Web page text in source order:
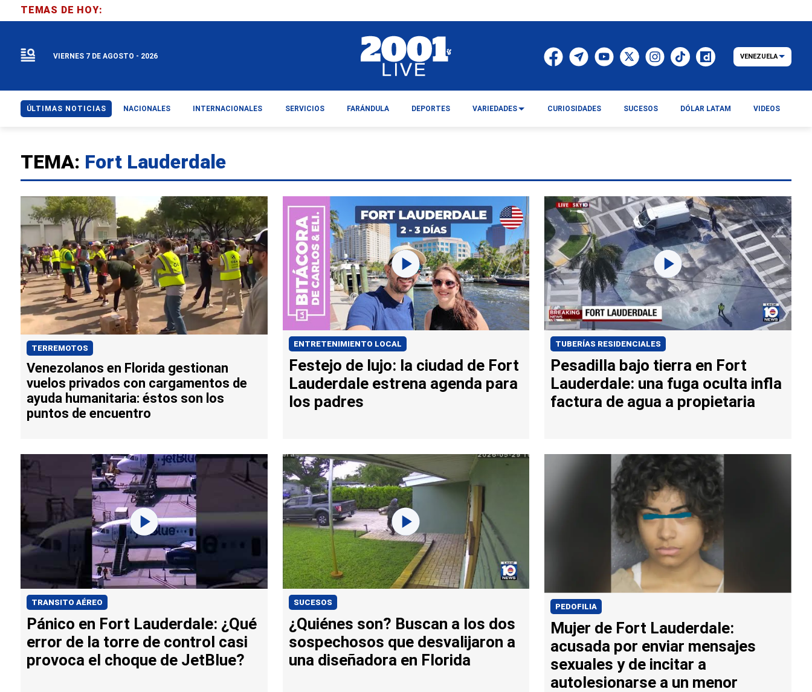
TEMA: Fort Lauderdale
TERREMOTOS
Venezolanos en Florida gestionan
vuelos privados con cargamentos de
ayuda humanitaria: éstos son los
puntos de encuentro
ENTRETENIMIENTO LOCAL
Festejo de lujo: la ciudad de Fort
Lauderdale estrena agenda para
los padres
TUBERÍAS RESIDENCIALES
Pesadilla bajo tierra en Fort
Lauderdale: una fuga oculta infla
factura de agua a propietaria
TRANSITO AÉREO
Pánico en Fort Lauderdale: ¿Qué
error de la torre de control casi
provoca el choque de JetBlue?
SUCESOS
¿Quiénes son? Buscan a los dos
sospechosos que desvalijaron a
una diseñadora en Florida
PEDOFILIA
Mujer de Fort Lauderdale:
acusada por enviar mensajes
sexuales y de incitar a
autolesionarse a un menor
TEMAS DE HOY:
VIERNES 7 DE AGOSTO - 2026 VENEZUELA
ÚLTIMAS NOTICIAS NACIONALES INTERNACIONALES SERVICIOS FARÁNDULA DEPORTES VARIEDADES CURIOSIDADES SUCESOS DÓLAR LATAM VIDEOS